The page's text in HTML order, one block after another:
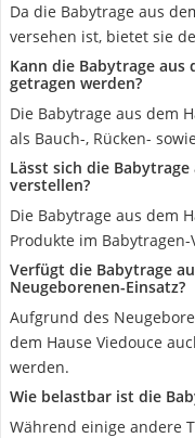
Da die Babytrage aus
versehen ist, bietet sie
Kann die Babytrage aus
getragen werden?
Die Babytrage aus dem
als Bauch-, Rücken-
Lässt sich die
verstellen?
Die Babytrage aus dem
Produkte im
Verfügt die Babytrage
Neugeborenen-Einsatz?
Aufgrund des
dem Hause Viedouce
werden.
Wie belastbar ist die
Während einige andere